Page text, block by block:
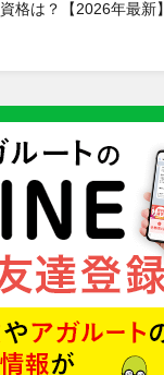
資格は？【2026年最新】